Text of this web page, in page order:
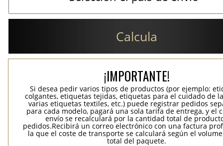
Calcula
¡IMPORTANTE!
Si desea pedir varios tipos de productos (por ejemplo:
colgantes, etiquetas tejidas, etiquetas para el cuidado de
varias etiquetas textiles, etc.) puede registrar pedidos
para cada modelo, pagará una sola tarifa de entrega, y el
envío se recalculará por la cantidad total de
pedidos.Recibirá un correo electrónico con una factura
la que el coste de transporte se calculará según el
total del paquete.